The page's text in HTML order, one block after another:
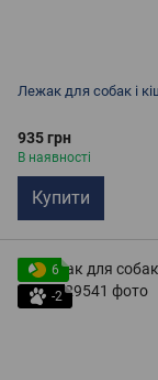
Лежак для собак і
935 грн
В наявності
Купити
6
-2